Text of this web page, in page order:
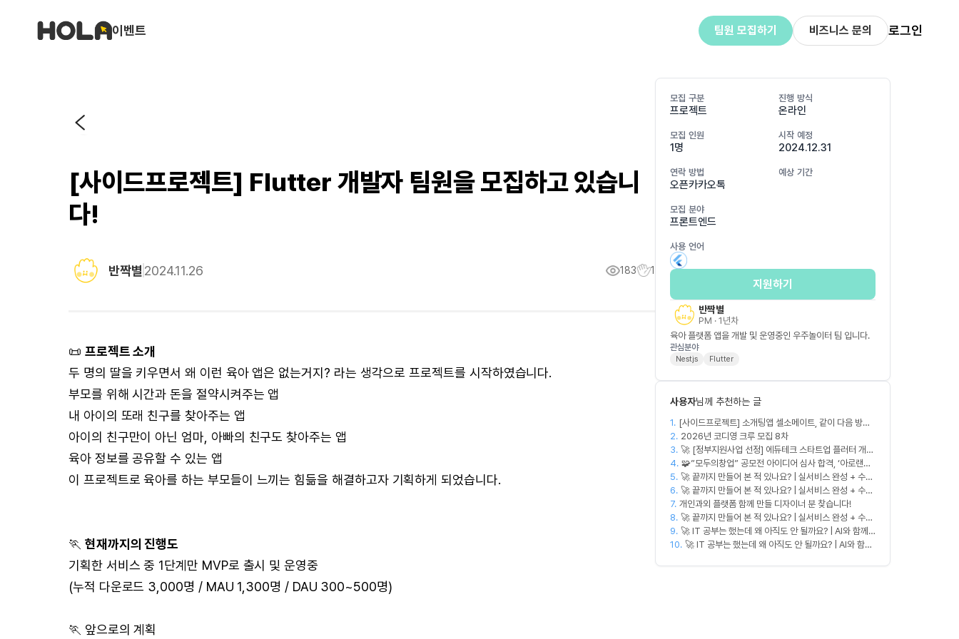
이벤트 팀원 모집하기 비즈니스 문의 로그인
[사이드프로젝트] Flutter 개발자 팀원을 모집하고 있습니
다!
반짝별 2024.11.26 183 1
📜 프로젝트 소개
두 명의 딸을 키우면서 왜 이런 육아 앱은 없는거지? 라는 생각으로 프로젝트를 시작하였습니다.
부모를 위해 시간과 돈을 절약시켜주는 앱
내 아이의 또래 친구를 찾아주는 앱
아이의 친구만이 아닌 엄마, 아빠의 친구도 찾아주는 앱
육아 정보를 공유할 수 있는 앱
이 프로젝트로 육아를 하는 부모들이 느끼는 힘듦을 해결하고자 기획하게 되었습니다.
🏃 현재까지의 진행도
기획한 서비스 중 1단계만 MVP로 출시 및 운영중
(누적 다운로드 3,000명 / MAU 1,300명 / DAU 300~500명)
🏃 앞으로의 계획
모집 구분
프로젝트
진행 방식
온라인
모집 인원
1명
시작 예정
2024.12.31
연락 방법
오픈카카오톡
예상 기간
모집 분야
프론트엔드
사용 언어
지원하기
반짝별
PM · 1년차
육아 플랫폼 앱을 개발 및 운영중인 우주놀이터 팀 입니다.
관심분야
Nestjs Flutter
사용자님께 추천하는 글
1. [사이드프로젝트] 소개팅앱 셀소메이트, 같이 다음 방향
잡아볼 분 구합니다
2. 2026년 코디영 크루 모집 8차
3. 🚀 [정부지원사업 선정] 에듀테크 스타트업 플러터 개발
자를 모십니다!
4. 🧩”모두의창업” 공모전 아이디어 심사 합격, ‘아로랜드’
PM 직무 모집
5. 🚀 끝까지 만들어 본 적 있나요? | 실서비스 완성 + 수익
창출 모임 💰
6. 🚀 끝까지 만들어 본 적 있나요? | 실서비스 완성 + 수익
창출 모임 💰
7. 개인과외 플랫폼 함께 만들 디자이너 분 찾습니다!
8. 🚀 끝까지 만들어 본 적 있나요? | 실서비스 완성 + 수익
창출 모임 💰
9. 🚀 IT 공부는 했는데 왜 아직도 안 될까요? | AI와 함께
실무 중심 IT 모임 🤖
10. 🚀 IT 공부는 했는데 왜 아직도 안 될까요? | AI와 함께